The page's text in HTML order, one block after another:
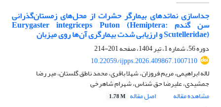
جداسازی نماتدهای بیمارگر حشرات از محل‌های زمستان‌گذرانی
سن گندم Eurygaster integriceps Puton (Hemiptera:
Scutelleridae) و ارزیابی شدت بیمارگری‌ آن‌ها روی میزبان
دوره 56، شماره 1، تیر 1404، صفحه
201-214
10.22059/ijpps.2026.409867.1007110
لاله ابراهیمی، مریم فروزان، شهلا باقری، محمد ناطق گلستان، میر رضا
جمشیدی، علیرضا حق شناس، شهرام شاهرخی
مشاهده مقاله
اصل مقاله 1.78 M